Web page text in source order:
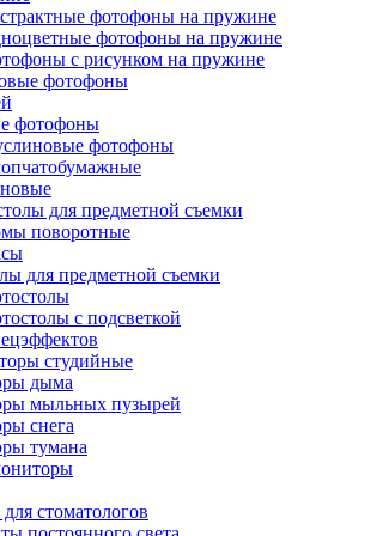
фотофоны на пружине
фотофоны на пружине
с рисунком на пружине
фотофоны
фотофоны
фотофоны
для предметной съемки
поворотные
для предметной съемки
с подсветкой
студийные
дыма
мыльных пузырей
снега
тумана
стоматологов